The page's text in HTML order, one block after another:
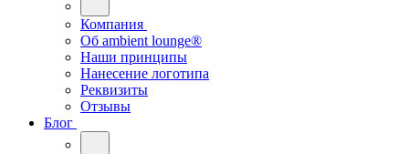
Компания
Oб ambient lounge®
Наши принципы
Нанесение логотипа
Реквизиты
Отзывы
Блог